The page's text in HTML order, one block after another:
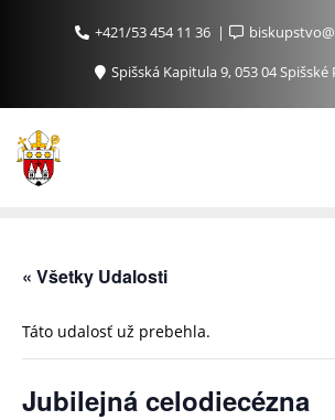
+421/53 454 11 36
Spišská Kapitula 9, 053 04
« Všetky Udalosti
Táto udalosť už prebehla.
Jubilejná celodiecézna